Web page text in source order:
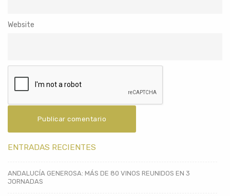
Website
ENTRADAS RECIENTES
ANDALUCÍA GENEROSA: MÁS DE 80 VINOS REUNIDOS EN 3
JORNADAS